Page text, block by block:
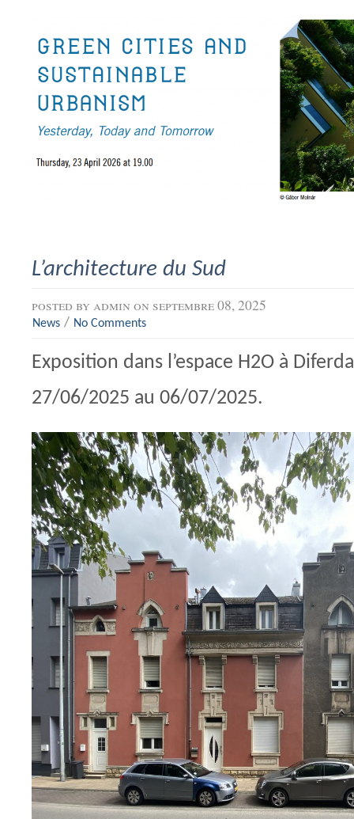
L’architecture du Sud
posted by admin on septembre 08, 2025
News / No Comments
Exposition dans l’espace H2O à
27/06/2025 au 06/07/2025.